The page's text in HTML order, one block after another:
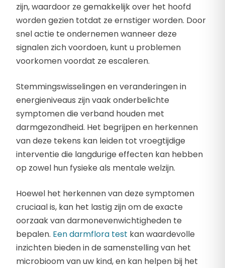
zijn, waardoor ze gemakkelijk over het hoofd
worden gezien totdat ze ernstiger worden. Door
snel actie te ondernemen wanneer deze
signalen zich voordoen, kunt u problemen
voorkomen voordat ze escaleren.
Stemmingswisselingen en veranderingen in
energieniveaus zijn vaak onderbelichte
symptomen die verband houden met
darmgezondheid. Het begrijpen en herkennen
van deze tekens kan leiden tot vroegtijdige
interventie die langdurige effecten kan hebben
op zowel hun fysieke als mentale welzijn.
Hoewel het herkennen van deze symptomen
cruciaal is, kan het lastig zijn om de exacte
oorzaak van darmonevenwichtigheden te
bepalen. Een darmflora test kan waardevolle
inzichten bieden in de samenstelling van het
microbioom van uw kind, en kan helpen bij het